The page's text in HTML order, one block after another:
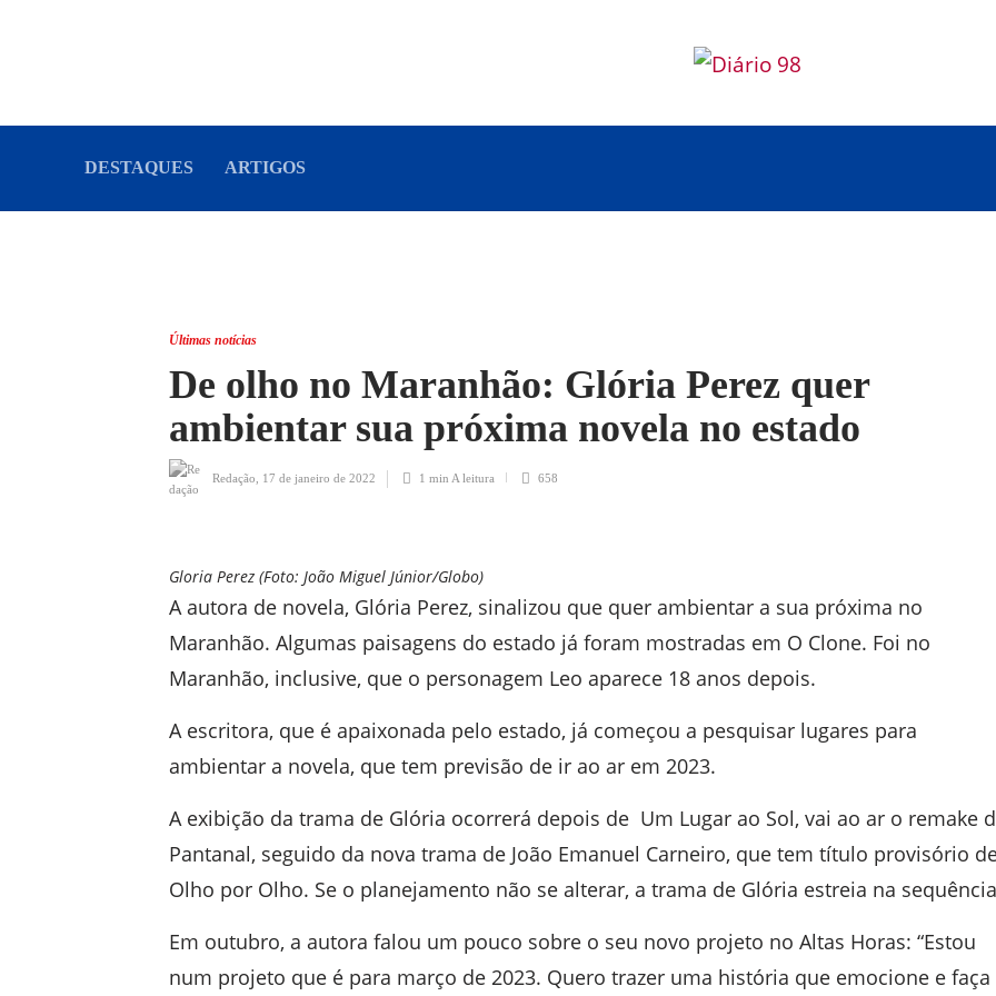
DESTAQUES ARTIGOS
Últimas notícias
De olho no Maranhão: Glória Perez quer
ambientar sua próxima novela no estado
Redação 17 de janeiro de 2022 1 min A leitura 658
Gloria Perez (Foto: João Miguel Júnior/Globo)
A autora de novela, Glória Perez, sinalizou que quer ambientar a sua próxima no
Maranhão. Algumas paisagens do estado já foram mostradas em O Clone. Foi no
Maranhão, inclusive, que o personagem Leo aparece 18 anos depois.
A escritora, que é apaixonada pelo estado, já começou a pesquisar lugares para
ambientar a novela, que tem previsão de ir ao ar em 2023.
A exibição da trama de Glória ocorrerá depois de Um Lugar ao Sol, vai ao ar o remake
Pantanal, seguido da nova trama de João Emanuel Carneiro, que tem título provisório
Olho por Olho. Se o planejamento não se alterar, a trama de Glória estreia na
Em outubro, a autora falou um pouco sobre o seu novo projeto no Altas Horas: “Estou
num projeto que é para março de 2023. Quero trazer uma história que emocione e faça